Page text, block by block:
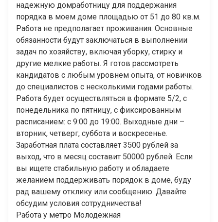
надежную домработницу для поддержания
порядка в моем доме площадью от 51 до 80 кв.м.
Работа не предполагает проживания. Основные
обязанности будут заключаться в выполнении
задач по хозяйству, включая уборку, стирку и
другие мелкие работы. Я готов рассмотреть
кандидатов с любым уровнем опыта, от новичков
до специалистов с несколькими годами работы.
Работа будет осуществляться в формате 5/2, с
понедельника по пятницу, с фиксированным
расписанием: с 9:00 до 19:00. Выходные дни –
вторник, четверг, суббота и воскресенье.
Заработная плата составляет 3500 рублей за
выход, что в месяц составит 50000 рублей. Если
вы ищете стабильную работу и обладаете
желанием поддерживать порядок в доме, буду
рад вашему отклику или сообщению. Давайте
обсудим условия сотрудничества!
Работа у метро Молодежная